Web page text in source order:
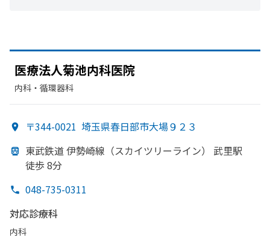
医療法人菊池内科医院
内科・​循環器科
〒344-0021 埼玉県春日部市大場９２３
東武鉄道 伊勢崎線 （スカイツリーライン）
武里駅
徒歩 8分
048-735-0311
対応診療科
内科